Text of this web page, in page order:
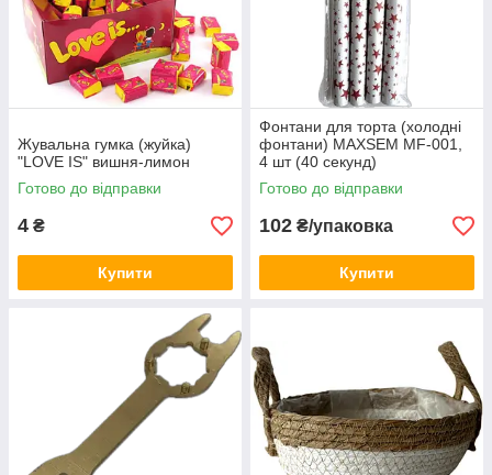
Жувальна гумка (жуйка)
"LOVE IS" вишня-лимон
Готово до відправки
4 ₴
Купити
Фонтани для торта (холодні
фонтани) MAXSEM MF-001,
4 шт (40 секунд)
Готово до відправки
102 ₴/упаковка
Купити